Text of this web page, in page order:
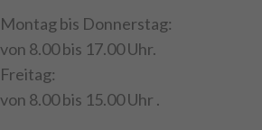
Montag bis Donnerstag:
von 8.00 bis 17.00 Uhr.
Freitag:
von 8.00 bis 15.00 Uhr .